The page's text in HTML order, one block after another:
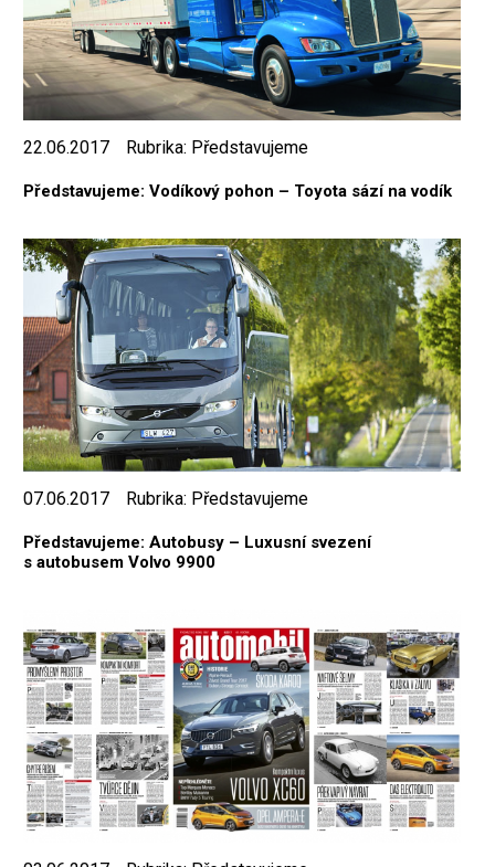
22.06.2017 Rubrika: Představujeme
Představujeme: Vodíkový pohon – Toyota sází na vodík
07.06.2017 Rubrika: Představujeme
Představujeme: Autobusy – Luxusní svezení
s autobusem Volvo 9900